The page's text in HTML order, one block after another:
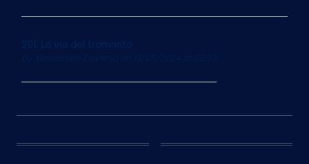
201. La via del tramonto
on 13/05/2024 at 06:03
12